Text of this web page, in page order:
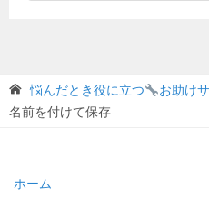
悩んだとき役に立つ お助け
名前を付けて保存
ホーム